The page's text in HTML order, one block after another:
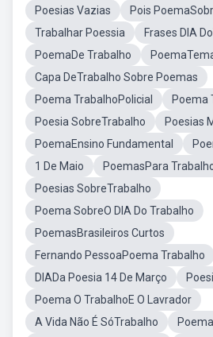
Poesias Vazias
Pois
Trabalhar Poessia
Frases DIA
PoemaDe Trabalho
Capa DeTrabalho Sobre Poemas
Poema TrabalhoPolicial
Poema
Poesia SobreTrabalho
Poesias
PoemaEnsino Fundamental
1 De Maio
PoemasPara
Poesias SobreTrabalho
Poema SobreO DIA Do Trabalho
PoemasBrasileiros Curtos
Fernando PessoaPoema Trabalho
DIADa Poesia 14 De Março
Poema O TrabalhoE O Lavrador
A Vida Não É SóTrabalho